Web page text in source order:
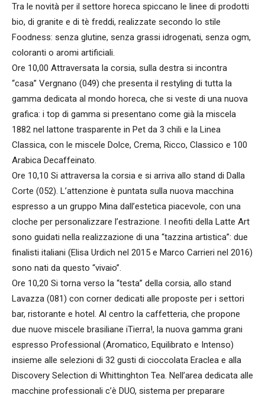
Tra le novità per il settore horeca spiccano le linee di prodotti
bio, di granite e di tè freddi, realizzate secondo lo stile
Foodness: senza glutine, senza grassi idrogenati, senza ogm,
coloranti o aromi artificiali.
Ore 10,00 Attraversata la corsia, sulla destra si incontra
“casa” Vergnano (049) che presenta il restyling di tutta la
gamma dedicata al mondo horeca, che si veste di una nuova
grafica: i top di gamma si presentano come già la miscela
1882 nel lattone trasparente in Pet da 3 chili e la Linea
Classica, con le miscele Dolce, Crema, Ricco, Classico e 100
Arabica Decaffeinato.
Ore 10,10 Si attraversa la corsia e si arriva allo stand di Dalla
Corte (052). L’attenzione è puntata sulla nuova macchina
espresso a un gruppo Mina dall’estetica piacevole, con una
cloche per personalizzare l’estrazione. I neofiti della Latte Art
sono guidati nella realizzazione di una “tazzina artistica”: due
finalisti italiani (Elisa Urdich nel 2015 e Marco Carrieri nel 2016)
sono nati da questo “vivaio”.
Ore 10,20 Si torna verso la “testa” della corsia, allo stand
Lavazza (081) con corner dedicati alle proposte per i settori
bar, ristorante e hotel. Al centro la caffetteria, che propone
due nuove miscele brasiliane iTierra!, la nuova gamma grani
espresso Professional (Aromatico, Equilibrato e Intenso)
insieme alle selezioni di 32 gusti di cioccolata Eraclea e alla
Discovery Selection di Whittinghton Tea. Nell’area dedicata alle
macchine professionali c’è DUO, sistema per preparare